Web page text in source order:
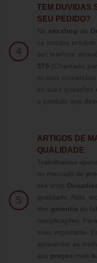
4
TE M DUVIDAS
SEU PEDIDO?
Na sexshop da
os nossos
por telefone
375 (Chamada
nossos
ás suas questões
o produto que
5
ARTIGOS DE
QUALIDADE
Trabalhamos
no mercado de
sex shop
qualidade. Aliás,
têm garantia do
complicações.
mais importante.
apresentar as
aos preços mais